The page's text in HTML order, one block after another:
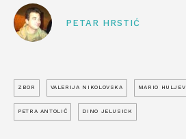
PETAR HRSTIĆ
ZBOR VALERIJA NIKOLOVSKA MARIO HULJEV
PETRA ANTOLIĆ DINO JELUSICK